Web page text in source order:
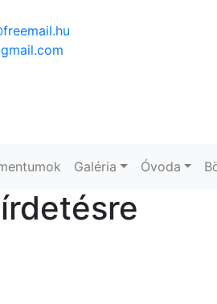
Galéria Óvoda